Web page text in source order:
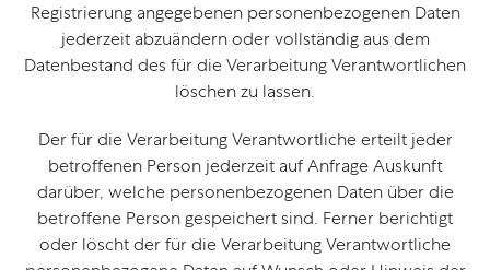
Registrierung angegebenen personenbezogenen Daten
jederzeit abzuändern oder vollständig aus dem
Datenbestand des für die Verarbeitung Verantwortlichen
löschen zu lassen.
Der für die Verarbeitung Verantwortliche erteilt jeder
betroffenen Person jederzeit auf Anfrage Auskunft
darüber, welche personenbezogenen Daten über die
betroffene Person gespeichert sind. Ferner berichtigt
oder löscht der für die Verarbeitung Verantwortliche